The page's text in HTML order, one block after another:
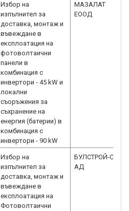
Избор на
изпълнител за
доставка, монтаж и
въвеждане в
експлоатация на
фотоволтаични
панели в
комбинация с
инвертори - 45 kW и
локални
съоръжения за
съхранение на
енергия (батерии) в
комбинация с
инвертори - 90 kW
МАЗАЛАТ
ЕООД
Избор на
изпълнител за
доставка, монтаж и
въвеждане в
експлоатация на
Фотоволтаични
БУЛСТРОЙ-СМК
АД